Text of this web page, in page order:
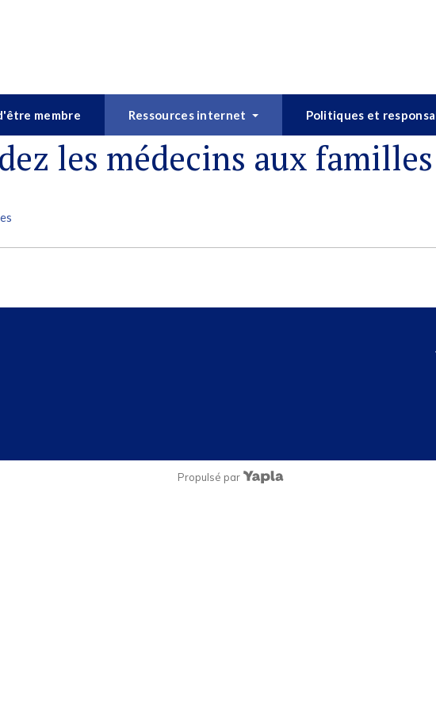
membre Ressources internet Politiques et
les médecins aux familles
Propulsé par